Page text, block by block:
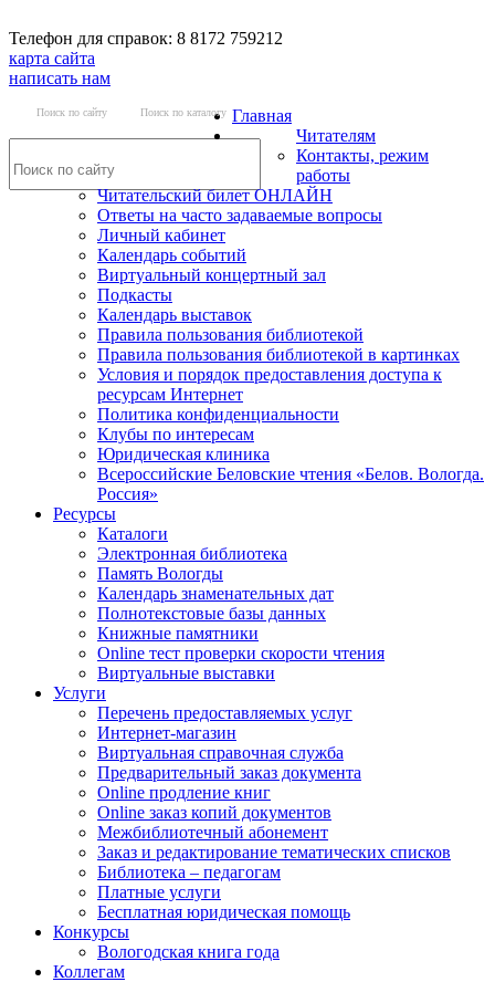
Телефон для справок: 8 8172 759212
карта сайта
написать нам
Поиск по сайту Поиск по каталогу Главная
Читателям
Контакты, режим
работы
Читательский билет ОНЛАЙН
Ответы на часто задаваемые вопросы
Личный кабинет
Календарь событий
Виртуальный концертный зал
Подкасты
Календарь выставок
Правила пользования библиотекой
Правила пользования библиотекой в картинках
Условия и порядок предоставления доступа к
ресурсам Интернет
Политика конфиденциальности
Клубы по интересам
Юридическая клиника
Всероссийские Беловские чтения «Белов. Вологда.
Россия»
Ресурсы
Каталоги
Электронная библиотека
Память Вологды
Календарь знаменательных дат
Полнотекстовые базы данных
Книжные памятники
Online тест проверки скорости чтения
Виртуальные выставки
Услуги
Перечень предоставляемых услуг
Интернет-магазин
Виртуальная справочная служба
Предварительный заказ документа
Online продление книг
Online заказ копий документов
Межбиблиотечный абонемент
Заказ и редактирование тематических списков
Библиотека – педагогам
Платные услуги
Бесплатная юридическая помощь
Конкурсы
Вологодская книга года
Коллегам